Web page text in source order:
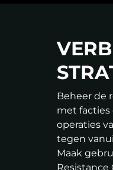
Beheer de
met facties
operaties
tegen
Maak
Resistance